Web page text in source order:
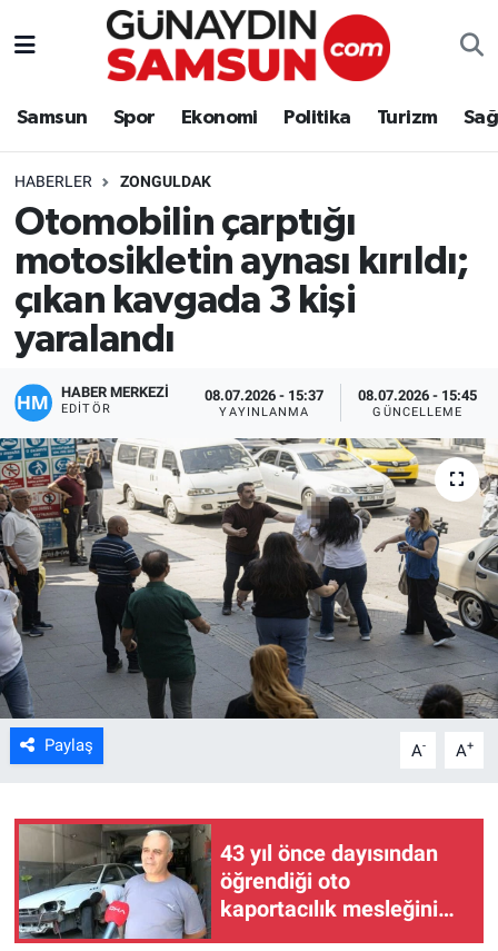
Samsun Spor Ekonomi Politika Turizm
HABERLER ZONGULDAK
Otomobilin çarptığı
motosikletin aynası kırıldı;
çıkan kavgada 3 kişi
yaralandı
HABER MERKEZİ
EDITÖR
08.07.2026 - 15:37
YAYINLANMA
08.07.2026 - 15:45
GÜNCELLEME
Paylaş A- A+
43 yıl önce dayısından
öğrendiği oto
kaportacılık mesleğini
oğluyla sürdürüyor
Samsun
Politika
Turizm
Yaşam
Kültür Sanat
Bilim ve Teknoloji
Genel
Nöbetçi Eczaneler
Süper Lig Puan Durumu ve Fikstür
Tüm Manşetler